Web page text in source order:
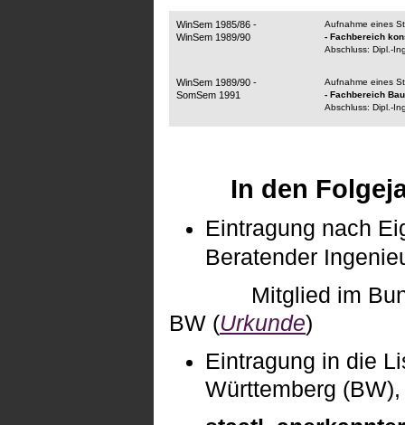
WinSem 1985/86 -
WinSem 1989/90
Aufnahme
- Fachbereich
Abschluss: Dipl.-
WinSem 1989/90 -
SomSem 1991
Aufnahme
- Fachbereich
Abschluss: Dipl.-
In den
Eintragung nach
Beratender
Mitglied im
BW (Urkunde)
Eintragung in die
Württemberg